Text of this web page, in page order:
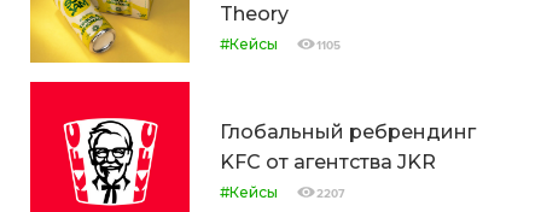
Theory
#Кейсы 1105
Глобальный ребрендинг
KFC от агентства JKR
#Кейсы 2207